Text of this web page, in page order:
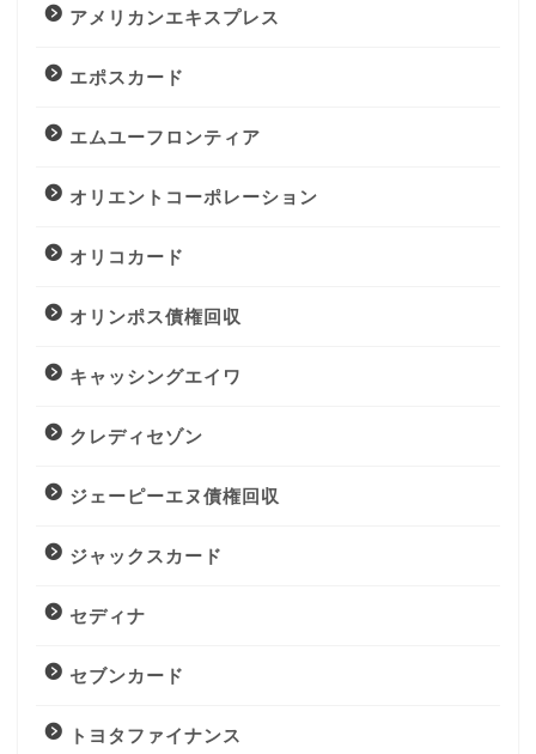
アメリカンエキスプレス
エポスカード
エムユーフロンティア
オリエントコーポレーション
オリコカード
オリンポス債権回収
キャッシングエイワ
クレディセゾン
ジェーピーエヌ債権回収
ジャックスカード
セディナ
セブンカード
トヨタファイナンス